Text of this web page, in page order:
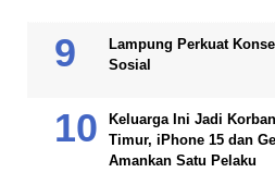
Lampung Perkuat
Sosial
Keluarga Ini Jadi
Timur, iPhone 15 dan
Amankan Satu Pelaku